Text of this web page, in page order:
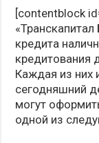
[contentblock
кредита
кредитования
Каждая из них
сегодняшний
могут
одной из